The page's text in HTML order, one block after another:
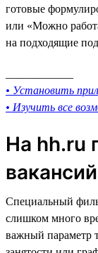
готовые
или «Можно
на подходящие
• Установить
• Изучить все
На hh.ru
Специальный
слишком много
важный параметр